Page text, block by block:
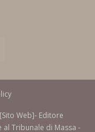
Web]- Editore
al Tribunale di Massa -